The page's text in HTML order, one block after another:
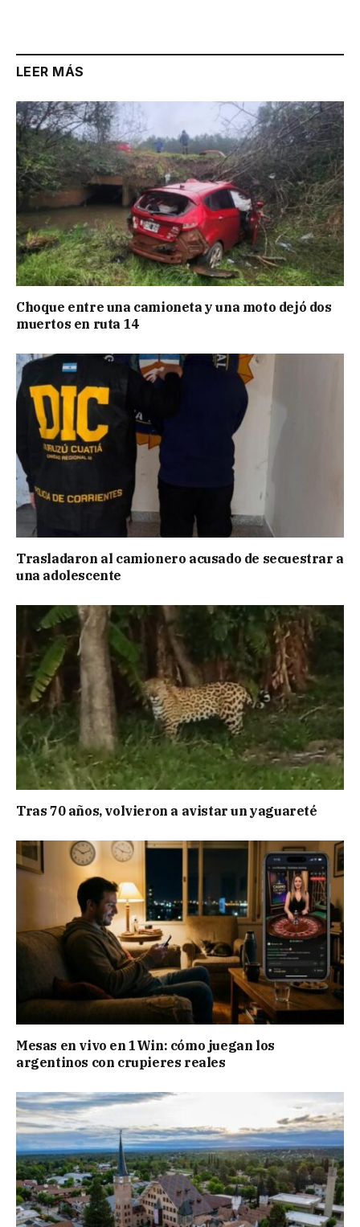
LEER MÁS
Choque entre una camioneta y una moto dejó dos
muertos en ruta 14
Trasladaron al camionero acusado de secuestrar a
una adolescente
Tras 70 años, volvieron a avistar un yaguareté
Mesas en vivo en 1Win: cómo juegan los
argentinos con crupieres reales